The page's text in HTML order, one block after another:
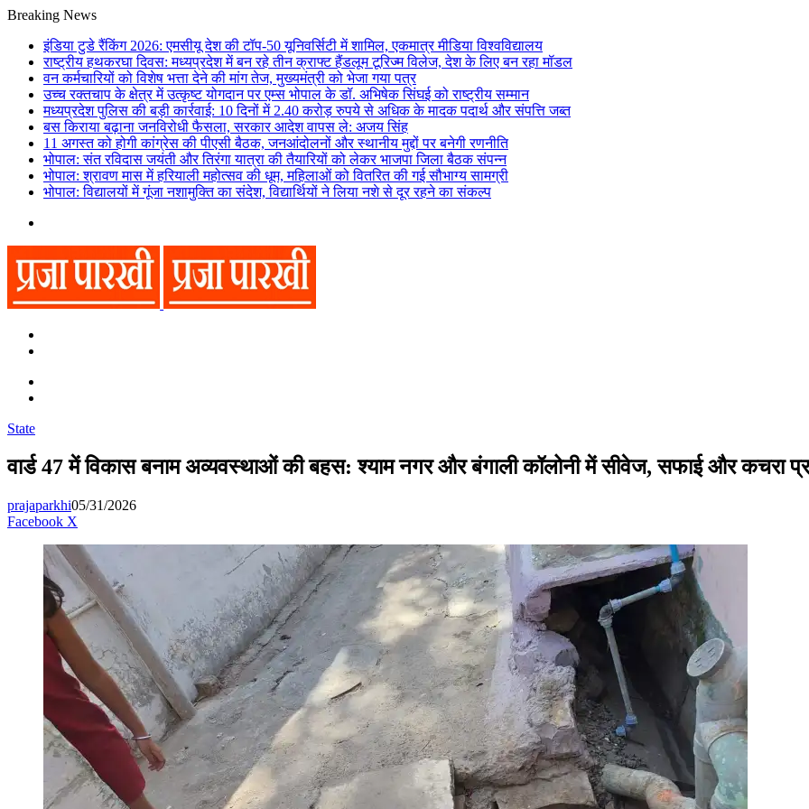
Breaking News
इंडिया टुडे रैंकिंग 2026: एमसीयू देश की टॉप-50 यूनिवर्सिटी में शामिल, एकमात्र मीडिया विश्वविद्यालय
राष्ट्रीय हथकरघा दिवस: मध्यप्रदेश में बन रहे तीन क्राफ्ट हैंडलूम टूरिज्म विलेज, देश के लिए बन रहा मॉडल
वन कर्मचारियों को विशेष भत्ता देने की मांग तेज, मुख्यमंत्री को भेजा गया पत्र
उच्च रक्तचाप के क्षेत्र में उत्कृष्ट योगदान पर एम्स भोपाल के डॉ. अभिषेक सिंघई को राष्ट्रीय सम्मान
मध्यप्रदेश पुलिस की बड़ी कार्रवाई: 10 दिनों में 2.40 करोड़ रुपये से अधिक के मादक पदार्थ और संपत्ति जब्त
बस किराया बढ़ाना जनविरोधी फैसला, सरकार आदेश वापस ले: अजय सिंह
11 अगस्त को होगी कांग्रेस की पीएसी बैठक, जनआंदोलनों और स्थानीय मुद्दों पर बनेगी रणनीति
भोपाल: संत रविदास जयंती और तिरंगा यात्रा की तैयारियों को लेकर भाजपा जिला बैठक संपन्न
भोपाल: श्रावण मास में हरियाली महोत्सव की धूम, महिलाओं को वितरित की गई सौभाग्य सामग्री
भोपाल: विद्यालयों में गूंजा नशामुक्ति का संदेश, विद्यार्थियों ने लिया नशे से दूर रहने का संकल्प
State
वार्ड 47 में विकास बनाम अव्यवस्थाओं की बहस: श्याम नगर और बंगाली कॉलोनी में सीवेज, सफाई और कचरा
prajaparkhi05/31/2026
Facebook X